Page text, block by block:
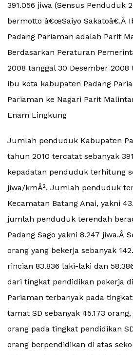
391.056 jiwa (Sensus Penduduk
bermotto â€œSaiyo Sakatoâ€.Â
Padang Pariaman adalah Parit
Berdasarkan Peraturan
2008 tanggal 30 Desember
ibu kota kabupaten Padang
Pariaman ke Nagari Parit
Enam Lingkung
Jumlah penduduk Kabupaten
tahun 2010 tercatat sebanyak
kepadatan penduduk terhitung
jiwa/kmÂ². Jumlah penduduk
Kecamatan Batang Anai, yakni
jumlah penduduk terendah
Padang Sago yakni 8.247 jiwa.Â
orang yang bekerja sebanyak
rincian 83.836 laki-laki dan
dari tingkat pendidikan pekerja
Pariaman terbanyak pada
tamat SD sebanyak 45.173
orang pada tingkat pendidikan
orang berpendidikan di atas